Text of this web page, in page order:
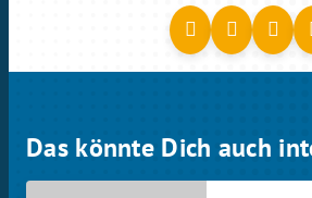
Das könnte Dich auch